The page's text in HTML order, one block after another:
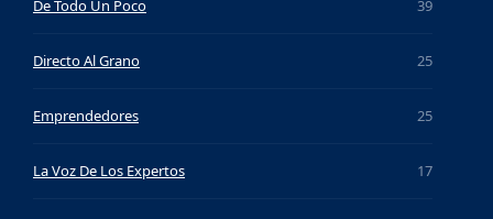
De Todo Un Poco 39
Directo Al Grano 25
Emprendedores 25
La Voz De Los Expertos 17